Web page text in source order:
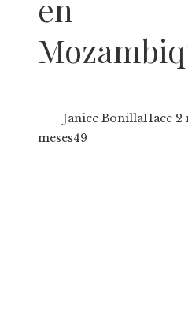
en
Janice BonillaHace 2
meses49